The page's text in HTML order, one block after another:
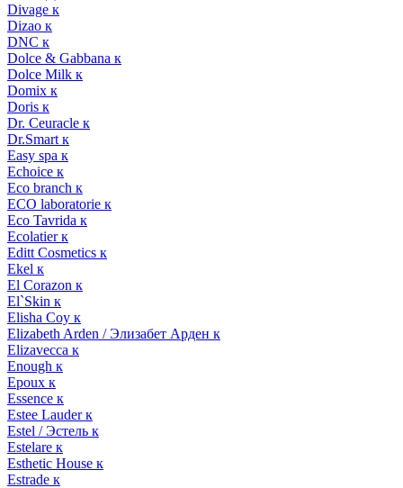
Divage к
Dizao к
DNC к
Dolce & Gabbana к
Dolce Milk к
Domix к
Doris к
Dr. Ceuracle к
Dr.Smart к
Easy spa к
Echoice к
Eco branch к
ECO laboratorie к
Eco Tavrida к
Ecolatier к
Editt Cosmetics к
Ekel к
El Corazon к
El`Skin к
Elisha Coy к
Elizabeth Arden / Элизабет Арден к
Elizavecca к
Enough к
Epoux к
Essence к
Estee Lauder к
Estel / Эстель к
Estelare к
Esthetic House к
Estrade к